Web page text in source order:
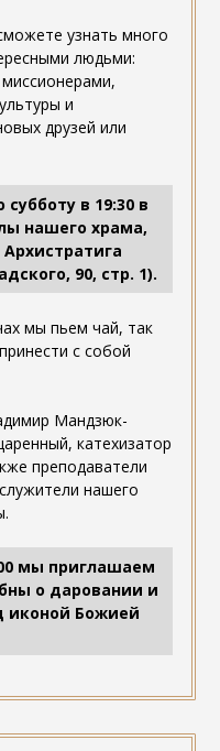
узнать много
людьми:
и
друзей или
в 19:30 в
нашего храма,
90, стр. 1).
мы пьем чай, так
с собой
Мандзюк-
катехизатор
преподаватели
нашего
мы приглашаем
о даровании и
иконой Божией